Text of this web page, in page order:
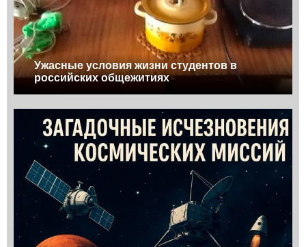
Ужасные условия жизни студентов в
российских общежитиях